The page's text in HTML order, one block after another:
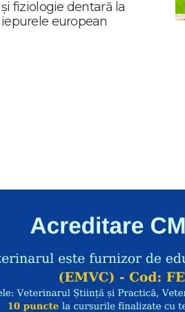
și fiziologie dentară la
iepurele european